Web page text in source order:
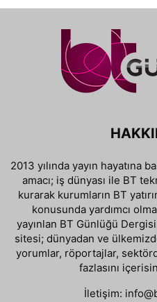
2013 yılında yayın hayatına
amacı; iş dünyası ile BT
kurarak kurumların BT
konusunda yardımcı
yayınlan BT Günlüğü
sitesi; dünyadan ve
yorumlar, röportajlar,
fazlasını
İletişim: